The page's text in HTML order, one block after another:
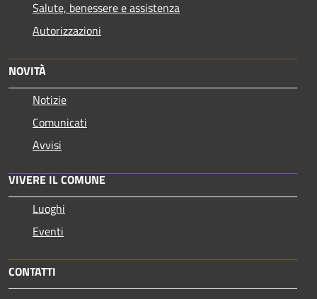
Salute, benessere e assistenza
Autorizzazioni
NOVITÀ
Notizie
Comunicati
Avvisi
VIVERE IL COMUNE
Luoghi
Eventi
CONTATTI